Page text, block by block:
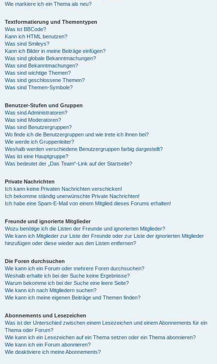
Wie markiere ich ein Thema als neu?
Textformatierung und Thementypen
Was ist BBCode?
Kann ich HTML benutzen?
Was sind Smileys?
Kann ich Bilder in meine Beiträge einfügen?
Was sind globale Bekanntmachungen?
Was sind Bekanntmachungen?
Was sind wichtige Themen?
Was sind geschlossene Themen?
Was sind Themen-Symbole?
Benutzer-Stufen und Gruppen
Was sind Administratoren?
Was sind Moderatoren?
Was sind Benutzergruppen?
Wo finde ich die Benutzergruppen und wie trete ich ihnen bei?
Wie werde ich Gruppenleiter?
Weshalb werden verschiedene Benutzergruppen farbig dargestellt?
Was ist eine Hauptgruppe?
Was bedeutet der „Das Team“-Link auf der Startseite?
Private Nachrichten
Ich kann keine Privaten Nachrichten verschicken!
Ich bekomme ständig unerwünschte Private Nachrichten!
Ich habe eine Spam-E-Mail von einem Mitglied dieses Forums erhalten!
Freunde und ignorierte Mitglieder
Wozu benötige ich die Listen der Freunde und ignorierten Mitglieder?
Wie kann ich Mitglieder zur Liste der Freunde oder zur Liste der ignorierten Mitglieder
hinzufügen oder diese wieder aus den Listen entfernen?
Die Foren durchsuchen
Wie kann ich ein Forum oder mehrere Foren durchsuchen?
Weshalb erhalte ich bei der Suche keine Ergebnisse?
Warum bekomme ich bei der Suche eine leere Seite?
Wie kann ich nach Mitgliedern suchen?
Wie kann ich meine eigenen Beiträge und Themen finden?
Abonnements und Lesezeichen
Was ist der Unterschied zwischen einem Lesezeichen und einem Abonnements für ein
Thema oder Forum?
Wie kann ich ein Lesezeichen auf ein Thema setzen oder ein Thema abonnieren?
Wie kann ich ein Forum abonnieren?
Wie deaktiviere ich meine Abonnements?